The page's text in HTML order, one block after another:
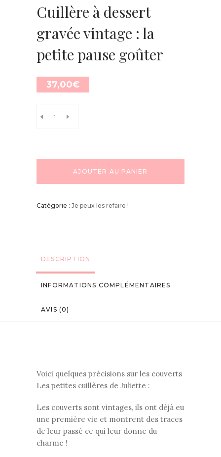
Cuillère à dessert
gravée vintage : la
petite pause goûter
37,00€
AJOUTER AU PANIER
Catégorie : Je peux les refaire !
DESCRIPTION
INFORMATIONS COMPLÉMENTAIRES
AVIS (0)
Voici quelques précisions sur les couverts
Les petites cuillères de Juliette :
Les couverts sont vintages, ils ont déjà eu
une première vie et montrent des traces
de leur passé ce qui leur donne du
charme !